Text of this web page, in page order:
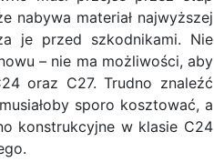
nabywa materiał najwyższej
je przed szkodnikami. Nie
– nie ma możliwości, aby
oraz C27. Trudno znaleźć
sporo kosztować, a
konstrukcyjne w klasie C24